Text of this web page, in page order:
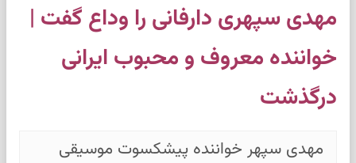
مهدی سپهری دارفانی را وداع گفت |
خواننده معروف و محبوب ایرانی
درگذشت
مهدی سپهر خواننده پیشکسوت موسیقی